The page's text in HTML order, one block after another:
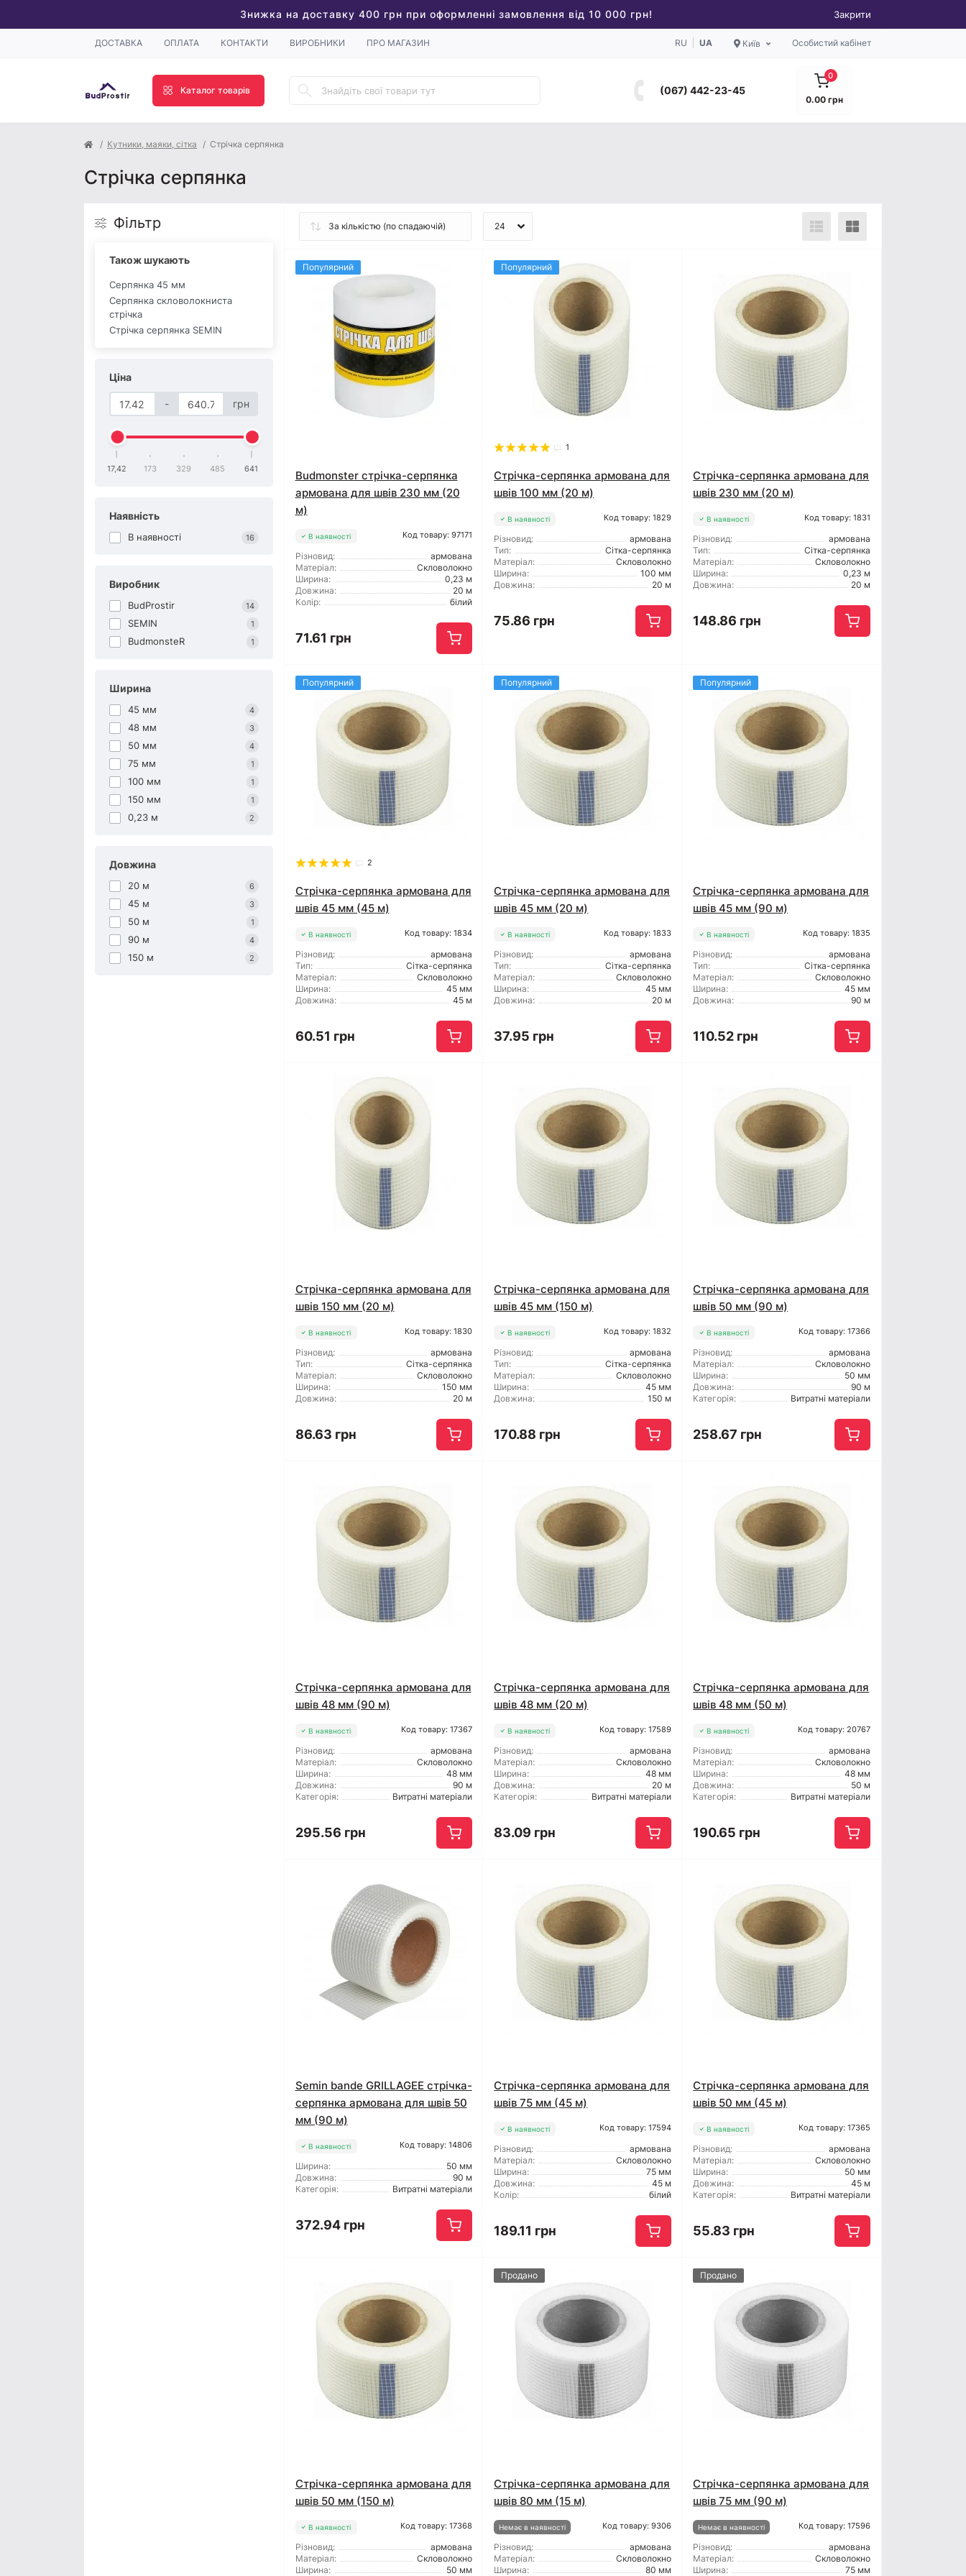
Знижка на доставку 400 грн при оформленні замовлення від 10 000 грн! Закрити
ДОСТАВКА ОПЛАТА КОНТАКТИ ВИРОБНИКИ ПРО МАГАЗИН RU UA Київ Особистий кабінет
Каталог товарів (067) 442-23-45
0
0.00 грн
Кутники, маяки, сітка Стрічка серпянка
Стрічка серпянка
Фільтр
Також шукають
Серпянка 45 мм
Серпянка скловолокниста
стрічка
Стрічка серпянка SEMIN
Ціна
- грн
17,42 173 329 485 641
Наявність
В наявності 16
Виробник
BudProstir 14
SEMIN 1
BudmonsteR 1
Ширина
45 мм 4
48 мм 3
50 мм 4
75 мм 1
100 мм 1
150 мм 1
0,23 м 2
Довжина
20 м 6
45 м 3
50 м 1
90 м 4
150 м 2
Популярний
Budmonster стрічка-серпянка
армована для швів 230 мм (20
м)
В наявності Код товару: 97171
Різновид:
армована
Матеріал:
Скловолокно
Ширина:
0,23 м
Довжина:
20 м
Колір:
білий
71.61 грн
Популярний
1
Стрічка-серпянка армована для
швів 100 мм (20 м)
В наявності Код товару: 1829
Різновид:
армована
Тип:
Сітка-серпянка
Матеріал:
Скловолокно
Ширина:
100 мм
Довжина:
20 м
75.86 грн
Стрічка-серпянка армована для
швів 230 мм (20 м)
В наявності Код товару: 1831
Різновид:
армована
Тип:
Сітка-серпянка
Матеріал:
Скловолокно
Ширина:
0,23 м
Довжина:
20 м
148.86 грн
Популярний
2
Стрічка-серпянка армована для
швів 45 мм (45 м)
В наявності Код товару: 1834
Різновид:
армована
Тип:
Сітка-серпянка
Матеріал:
Скловолокно
Ширина:
45 мм
Довжина:
45 м
60.51 грн
Популярний
Стрічка-серпянка армована для
швів 45 мм (20 м)
В наявності Код товару: 1833
Різновид:
армована
Тип:
Сітка-серпянка
Матеріал:
Скловолокно
Ширина:
45 мм
Довжина:
20 м
37.95 грн
Популярний
Стрічка-серпянка армована для
швів 45 мм (90 м)
В наявності Код товару: 1835
Різновид:
армована
Тип:
Сітка-серпянка
Матеріал:
Скловолокно
Ширина:
45 мм
Довжина:
90 м
110.52 грн
Стрічка-серпянка армована для
швів 150 мм (20 м)
В наявності Код товару: 1830
Різновид:
армована
Тип:
Сітка-серпянка
Матеріал:
Скловолокно
Ширина:
150 мм
Довжина:
20 м
86.63 грн
Стрічка-серпянка армована для
швів 45 мм (150 м)
В наявності Код товару: 1832
Різновид:
армована
Тип:
Сітка-серпянка
Матеріал:
Скловолокно
Ширина:
45 мм
Довжина:
150 м
170.88 грн
Стрічка-серпянка армована для
швів 50 мм (90 м)
В наявності Код товару: 17366
Різновид:
армована
Матеріал:
Скловолокно
Ширина:
50 мм
Довжина:
90 м
Категорія:
Витратні матеріали
258.67 грн
Стрічка-серпянка армована для
швів 48 мм (90 м)
В наявності Код товару: 17367
Різновид:
армована
Матеріал:
Скловолокно
Ширина:
48 мм
Довжина:
90 м
Категорія:
Витратні матеріали
295.56 грн
Стрічка-серпянка армована для
швів 48 мм (20 м)
В наявності Код товару: 17589
Різновид:
армована
Матеріал:
Скловолокно
Ширина:
48 мм
Довжина:
20 м
Категорія:
Витратні матеріали
83.09 грн
Стрічка-серпянка армована для
швів 48 мм (50 м)
В наявності Код товару: 20767
Різновид:
армована
Матеріал:
Скловолокно
Ширина:
48 мм
Довжина:
50 м
Категорія:
Витратні матеріали
190.65 грн
Semin bande GRILLAGEЕ стрічка-
серпянка армована для швів 50
мм (90 м)
В наявності Код товару: 14806
Ширина:
50 мм
Довжина:
90 м
Категорія:
Витратні матеріали
372.94 грн
Стрічка-серпянка армована для
швів 75 мм (45 м)
В наявності Код товару: 17594
Різновид:
армована
Матеріал:
Скловолокно
Ширина:
75 мм
Довжина:
45 м
Колір:
білий
189.11 грн
Стрічка-серпянка армована для
швів 50 мм (45 м)
В наявності Код товару: 17365
Різновид:
армована
Матеріал:
Скловолокно
Ширина:
50 мм
Довжина:
45 м
Категорія:
Витратні матеріали
55.83 грн
Стрічка-серпянка армована для
швів 50 мм (150 м)
В наявності Код товару: 17368
Різновид:
армована
Матеріал:
Скловолокно
Ширина:
50 мм
Продано
Стрічка-серпянка армована для
швів 80 мм (15 м)
Немає в наявності Код товару: 9306
Різновид:
армована
Матеріал:
Скловолокно
Ширина:
80 мм
Продано
Стрічка-серпянка армована для
швів 75 мм (90 м)
Немає в наявності Код товару: 17596
Різновид:
армована
Матеріал:
Скловолокно
Ширина:
75 мм